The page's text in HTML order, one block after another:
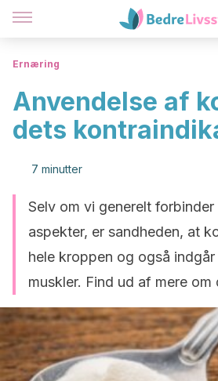
Ernæring
Anvendelse af
dets
7 minutter
Selv om vi generelt
aspekter, er sandheden, at
hele kroppen og også
muskler. Find ud af mere om